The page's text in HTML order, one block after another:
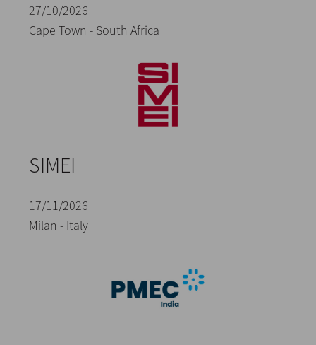
27/10/2026
Cape Town - South Africa
SIMEI
17/11/2026
Milan - Italy